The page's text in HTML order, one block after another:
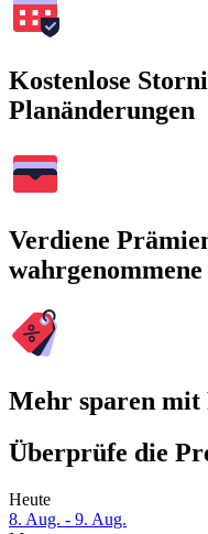
Kostenlose
Planänderungen
Verdiene
Mehr sparen
Überprüfe die
Heute
8. Aug. - 9. Aug.